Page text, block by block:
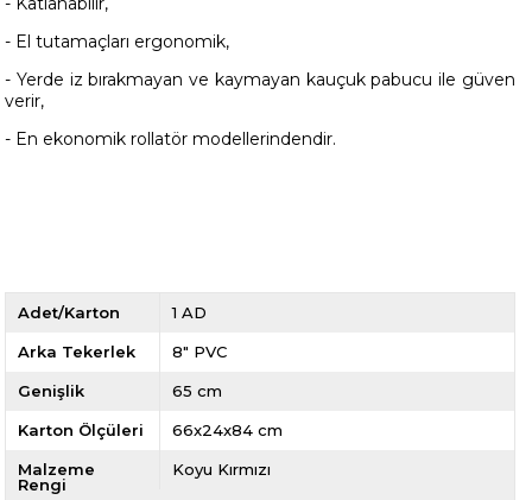
- El tutamaçları ergonomik,
- Yerde iz bırakmayan ve kaymayan kauçuk pabucu ile güven
verir,
- En ekonomik rollatör modellerindendir.
Adet/Karton 1 AD
Arka Tekerlek 8" PVC
Genişlik 65 cm
Karton Ölçüleri 66x24x84 cm
Malzeme
Rengi
Koyu Kırmızı